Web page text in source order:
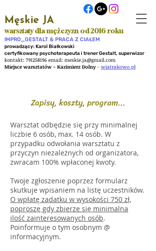
Męskie JA
warsztaty dla mężczyzn od 2016 roku
IMPRO_GESTALT & PRACA Z CIAŁEM
prowadzący: Karol Białkowski
certyfikowany psychoterapeuta i trener Gestalt, superwizor
kontakt: 791258196 email: meskie.ja@gmail.com
Miejsce warsztatów - Kazimierz Dolny- wiatrakowo.pl
Zapisy, koszty, program...
Warsztat odbędzie się przy minimalnej
liczbie 6 osób, max. 14 osób. W
przypadku odwołania warsztatu z
przyczyn niezależnych od organizatora,
zwracam 100% wpłaconej kwoty.
Twoje zgłoszenie poprzez formularz
skutkuje wpisaniem na listę uczestników.
O wpłatę zadatku w wysokości 750 zł,
poproszę gdy zbierze się minimalna
ilość zainteresowanych osób.
Poinformuje o tym osobnym @
informacyjnym.